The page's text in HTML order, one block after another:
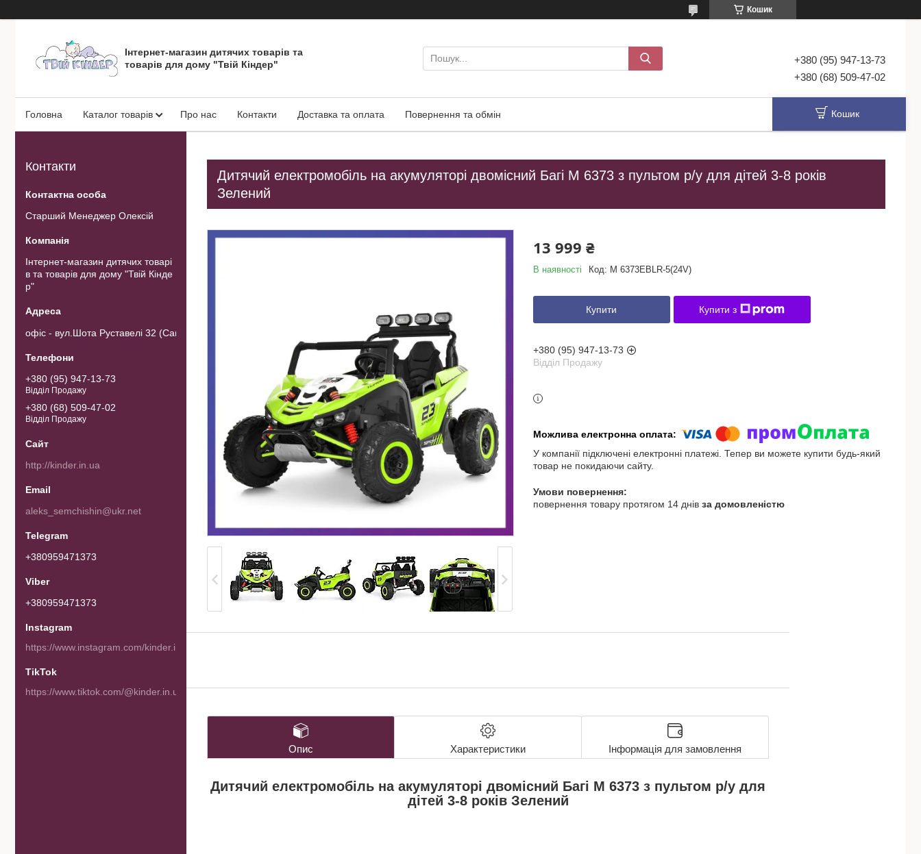
Кошик
Інтернет-магазин дитячих товарів та
товарів для дому "Твій Кіндер"
+380 (95) 947-13-73
+380 (68) 509-47-02
Головна Каталог товарів Про нас Контакти Доставка та оплата Повернення та обмін Кошик
Дитячий електромобіль на акумуляторі двомісний Багі M 6373 з пультом р/у для дітей 3-8 років
Зелений
13 999 ₴
В наявності Код: M 6373EBLR-5(24V)
Купити Купити з
+380 (95) 947-13-73
Відділ Продажу
У компанії підключені електронні платежі. Тепер ви можете купити будь-який
товар не покидаючи сайту.
повернення товару протягом 14 днів за домовленістю
Опис Характеристики Інформація для замовлення
Дитячий електромобіль на акумуляторі двомісний Багі M 6373 з пультом р/у для
дітей 3-8 років Зелений
Контакти
Старший Менеджер Олексій
Інтернет-магазин дитячих товарі
в та товарів для дому "Твій Кінде
р"
офіс - вул.Шота Руставелі 32 (Самовивозу товару немає). 01033 індекс, Київ, Україна
+380 (95) 947-13-73
Відділ Продажу
+380 (68) 509-47-02
Відділ Продажу
http://kinder.in.ua
aleks_semchishin@ukr.net
+380959471373
+380959471373
Instagram
https://www.instagram.com/kinder.in.ua/
TikTok
https://www.tiktok.com/@kinder.in.ua